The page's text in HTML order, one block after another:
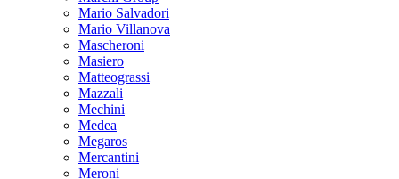
Mario Salvadori
Mario Villanova
Mascheroni
Masiero
Matteograssi
Mazzali
Mechini
Medea
Megaros
Mercantini
Meroni